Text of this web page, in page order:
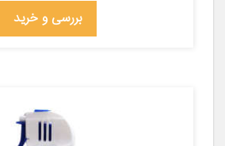
بررسی و خرید